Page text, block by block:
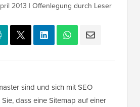
2013 | Offenlegung durch Leser
sind und sich mit SEO
dass eine Sitemap auf einer